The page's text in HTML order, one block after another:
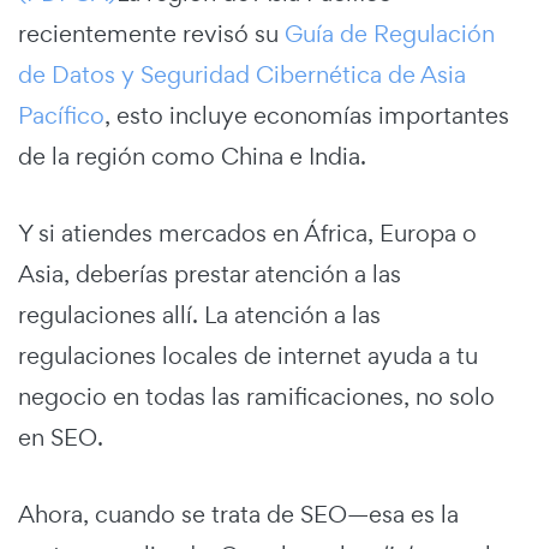
recientemente revisó su Guía de Regulación
de Datos y Seguridad Cibernética de Asia
Pacífico, esto incluye economías importantes
de la región como China e India.
Y si atiendes mercados en África, Europa o
Asia, deberías prestar atención a las
regulaciones allí. La atención a las
regulaciones locales de internet ayuda a tu
negocio en todas las ramificaciones, no solo
en SEO.
Ahora, cuando se trata de SEO—esa es la